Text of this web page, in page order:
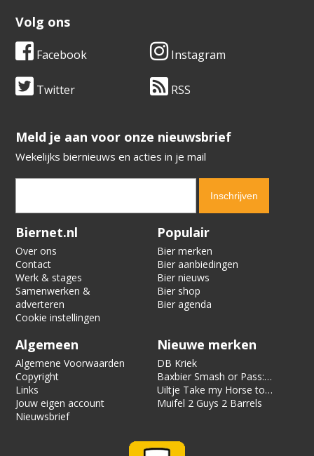
Volg ons
Facebook Instagram
Twitter RSS
​​​​​​​Meld je aan voor onze nieuwsbrief
Wekelijks biernieuws en acties in je mail
Verification code:
Biernet.nl
Over ons
Contact
Werk & stages
Samenwerken &
adverteren
Cookie instellingen
Populair
Bier merken
Bier aanbiedingen
Bier nieuws
Bier shop
Bier agenda
Algemeen
Algemene Voorwaarden
Copyright
Links
Jouw eigen account
Nieuwsbrief
Nieuwe merken
DB Kriek
Baxbier Smash or Pass:
Strata
Uiltje Take my Horse to
the Hotel Room
Muifel 2 Guys 2 Barrels